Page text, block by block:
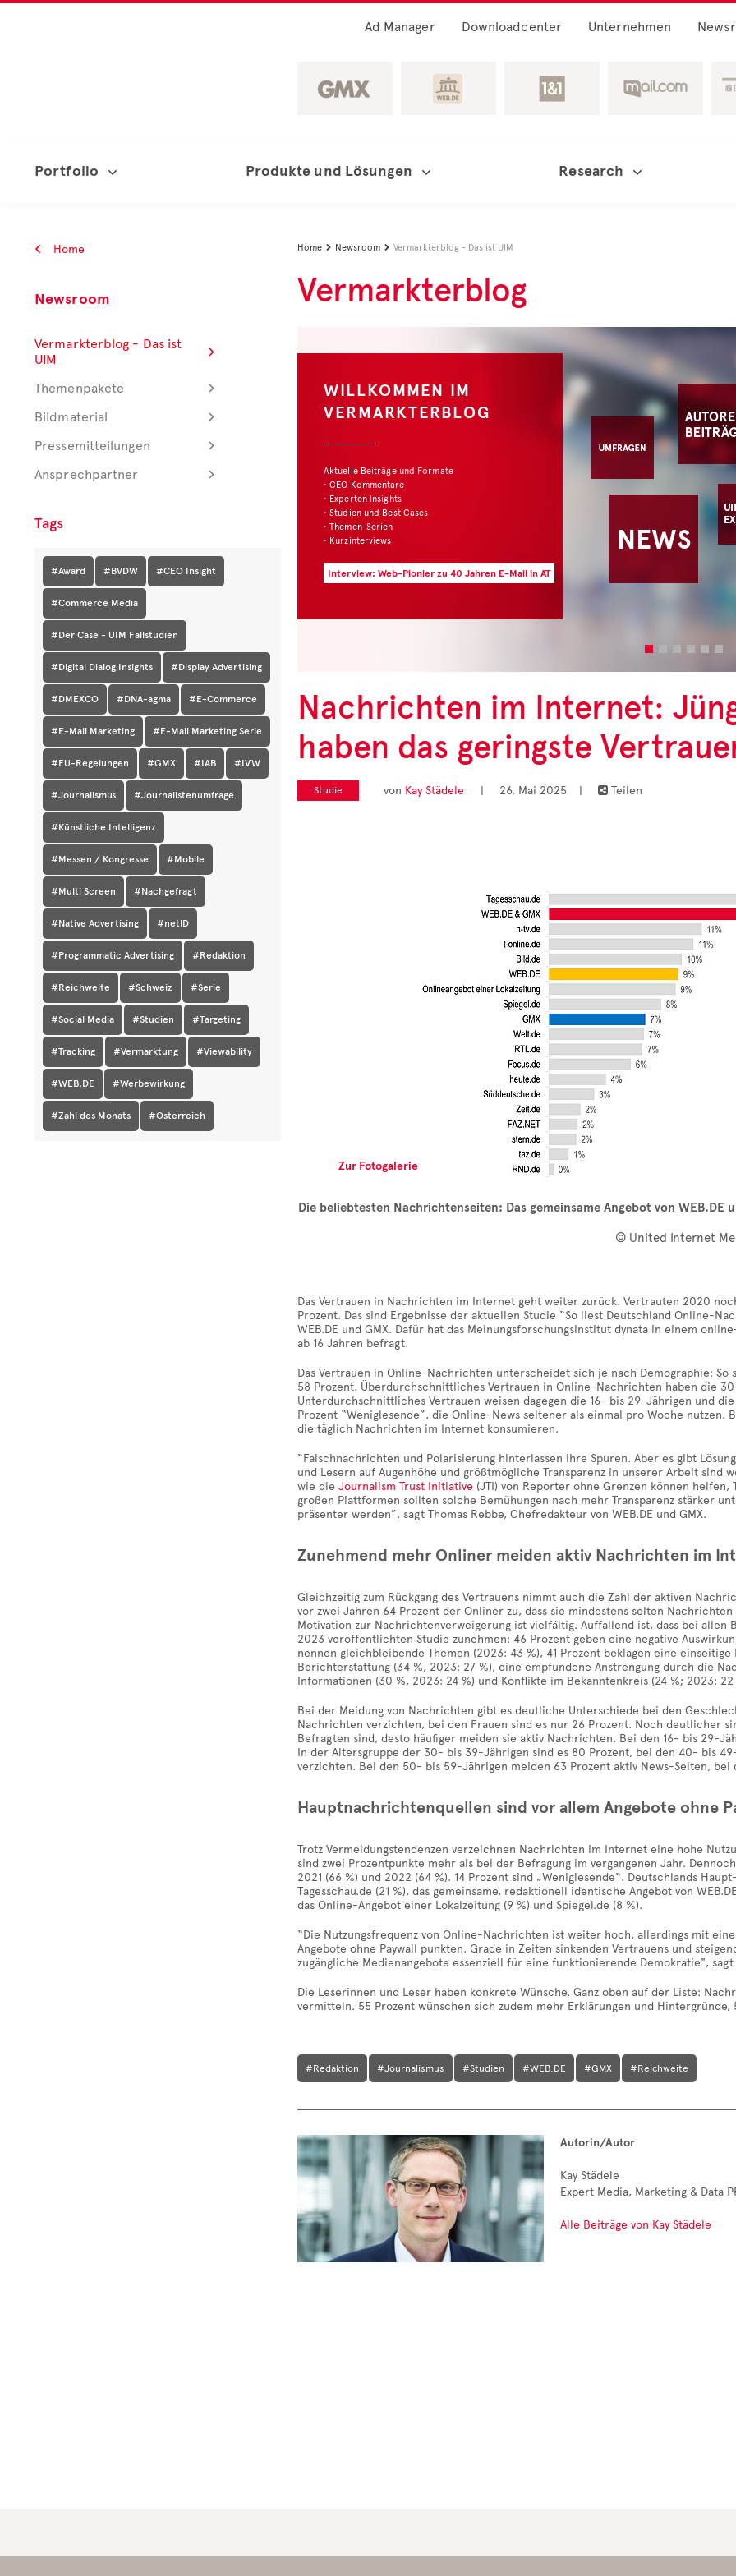
Ad Manager Downloadcenter Unternehmen
Portfolio Produkte und Lösungen Research
Home
Newsroom
Vermarkterblog - Das ist
UIM
Themenpakete
Bildmaterial
Pressemitteilungen
Ansprechpartner
Tags
#Award #BVDW #CEO Insight
#Commerce Media
#Der Case - UIM Fallstudien
#Digital Dialog Insights #Display Advertising
#DMEXCO #DNA-agma #E-Commerce
#E-Mail Marketing #E-Mail Marketing Serie
#EU-Regelungen #GMX #IAB #IVW
#Journalismus #Journalistenumfrage
#Künstliche Intelligenz
#Messen / Kongresse #Mobile
#Multi Screen #Nachgefragt
#Native Advertising #netID
#Programmatic Advertising #Redaktion
#Reichweite #Schweiz #Serie
#Social Media #Studien #Targeting
#Tracking #Vermarktung #Viewability
#WEB.DE #Werbewirkung
#Zahl des Monats #Österreich
Home  Newsroom  Vermarkterblog - Das ist UIM
Vermarkterblog
WILLKOMMEN IM
VERMARKTERBLOG
Aktuelle Beiträge und Formate
• CEO Kommentare
• Experten Insights
• Studien und Best Cases
• Themen-Serien
• Kurzinterviews
Interview: Web-Pionier zu 40 Jahren E-Mail in AT
Nachrichten im Internet:
haben das geringste
Studie von Kay Städele | 26. Mai 2025 |  Teilen
Zur Fotogalerie
Die beliebtesten Nachrichtenseiten: Das gemeinsame Angebot von
© United Internet
Das Vertrauen in Nachrichten im Internet geht weiter zurück. Vertrauten 2020
Prozent. Das sind Ergebnisse der aktuellen Studie “So liest Deutschland Online-
WEB.DE und GMX. Dafür hat das Meinungsforschungsinstitut dynata in einem
ab 16 Jahren befragt.
Das Vertrauen in Online-Nachrichten unterscheidet sich je nach Demographie:
58 Prozent. Überdurchschnittliches Vertrauen in Online-Nachrichten haben die
Unterdurchschnittliches Vertrauen weisen dagegen die 16- bis 29-Jährigen und
Prozent “Weniglesende”, die Online-News seltener als einmal pro Woche nutzen.
die täglich Nachrichten im Internet konsumieren.
“Falschnachrichten und Polarisierung hinterlassen ihre Spuren. Aber es gibt
und Lesern auf Augenhöhe und größtmögliche Transparenz in unserer Arbeit sind
wie die Journalism Trust Initiative (JTI) von Reporter ohne Grenzen können
großen Plattformen sollten solche Bemühungen nach mehr Transparenz stärker
präsenter werden”, sagt Thomas Rebbe, Chefredakteur von WEB.DE und GMX.
Zunehmend mehr Onliner meiden aktiv Nachrichten im
Gleichzeitig zum Rückgang des Vertrauens nimmt auch die Zahl der aktiven
vor zwei Jahren 64 Prozent der Onliner zu, dass sie mindestens selten
Motivation zur Nachrichtenverweigerung ist vielfältig. Auffallend ist, dass bei allen
2023 veröffentlichten Studie zunehmen: 46 Prozent geben eine negative
nennen gleichbleibende Themen (2023: 43 %), 41 Prozent beklagen eine
Berichterstattung (34 %, 2023: 27 %), eine empfundene Anstrengung durch die
Informationen (30 %, 2023: 24 %) und Konflikte im Bekanntenkreis (24 %; 2023: 22
Bei der Meidung von Nachrichten gibt es deutliche Unterschiede bei den
Nachrichten verzichten, bei den Frauen sind es nur 26 Prozent. Noch deutlicher
Befragten sind, desto häufiger meiden sie aktiv Nachrichten. Bei den 16- bis 29-
In der Altersgruppe der 30- bis 39-Jährigen sind es 80 Prozent, bei den 40- bis
verzichten. Bei den 50- bis 59-Jährigen meiden 63 Prozent aktiv News-Seiten,
Hauptnachrichtenquellen sind vor allem Angebote ohne
Trotz Vermeidungstendenzen verzeichnen Nachrichten im Internet eine hohe
sind zwei Prozentpunkte mehr als bei der Befragung im vergangenen Jahr.
2021 (66 %) und 2022 (64 %). 14 Prozent sind „Weniglesende“. Deutschlands
Tagesschau.de (21 %), das gemeinsame, redaktionell identische Angebot von
das Online-Angebot einer Lokalzeitung (9 %) und Spiegel.de (8 %).
“Die Nutzungsfrequenz von Online-Nachrichten ist weiter hoch, allerdings mit
Angebote ohne Paywall punkten. Grade in Zeiten sinkenden Vertrauens und
zugängliche Medienangebote essenziell für eine funktionierende Demokratie",
Die Leserinnen und Leser haben konkrete Wünsche. Ganz oben auf der Liste:
vermitteln. 55 Prozent wünschen sich zudem mehr Erklärungen und
#Redaktion #Journalismus #Studien #WEB.DE #GMX #Reichweite
Autorin/Autor
Kay Städele
Expert Media, Marketing & Data
Alle Beiträge von Kay Städele